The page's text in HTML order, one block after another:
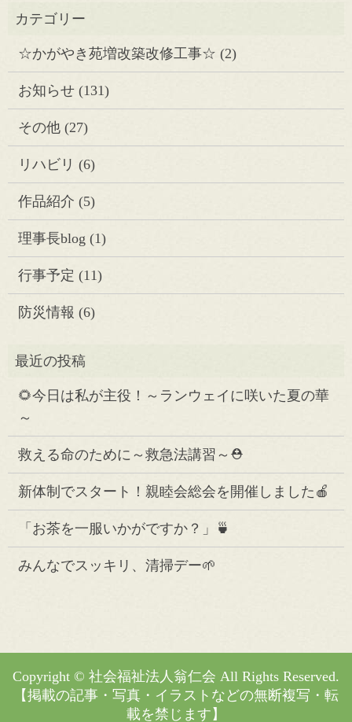
☆かがやき苑増改築改修工事☆ (2)
お知らせ(131)
その他(27)
リハビリ (6)
作品紹介 (5)
理事長blog (1)
行事予定 (11)
防災情報 (6)
🌻今日は私が主役！～ランウェイに咲いた夏の華
～
救える命のために～救急法講習～⛑️
新体制でスタート！親睦会総会を開催しました🍎
「お茶を一服いかがですか？」🍵
みんなでスッキリ、清掃デー🌱
Copyright © 社会福祉法人翁仁会 All Rights Reserved.
【掲載の記事・写真・イラストなどの無断複写・転
載を禁じます】